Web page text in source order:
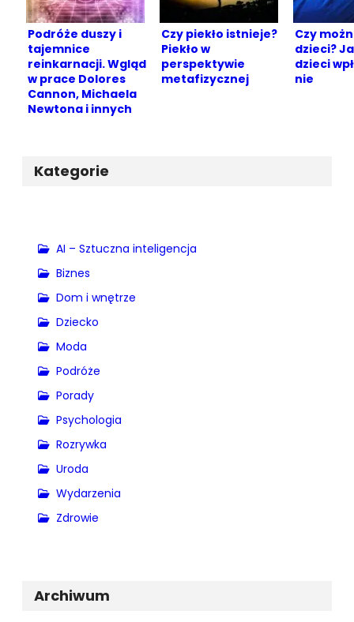
Podróże duszy i
tajemnice
reinkarnacji. Wgląd
w prace Dolores
Cannon, Michaela
Newtona i innych
Czy piekło istnieje?
Piekło w
perspektywie
metafizycznej
Czy
dzieci?
dzieci
nie
Kategorie
AI – Sztuczna inteligencja
Biznes
Dom i wnętrze
Dziecko
Moda
Podróże
Porady
Psychologia
Rozrywka
Uroda
Wydarzenia
Zdrowie
Archiwum